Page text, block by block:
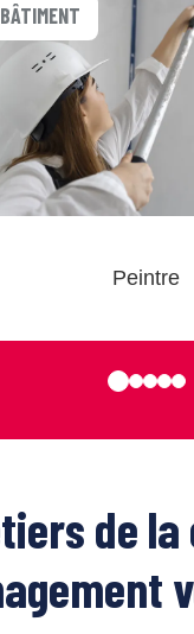
BÂTIMENT
Peintre
de